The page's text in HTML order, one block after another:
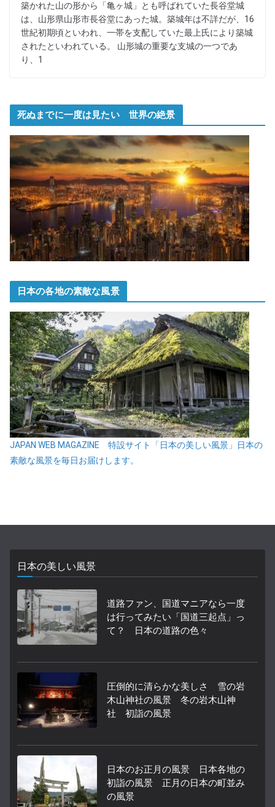
築かれた山の形から「亀ヶ城」とも呼ばれていた長谷堂城
は、山形県山形市長谷堂にあった城。築城年は不詳だが、16
世紀初期頃といわれ、一帯を支配していた最上氏により築城
されたといわれている。 山形城の重要な支城の一つであ
り、1
死ぬまでに一度は見たい 世界の絶景
日本の各地の素敵な風景
JAPAN WEB MAGAZINE 特設サイト「日本の美しい風景」日本の
素敵な風景を毎日お届けします。
日本の美しい風景
道路ファン、国道マニアなら一度
は行ってみたい「国道三起点」っ
て？ 日本の道路の色々
圧倒的に清らかな美しさ 雪の岩
木山神社の風景 冬の岩木山神
社 初詣の風景
日本のお正月の風景 日本各地の
初詣の風景 正月の日本の町並み
の風景